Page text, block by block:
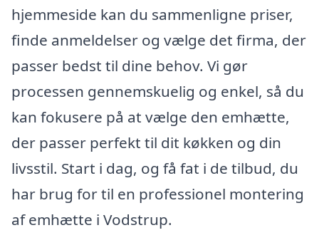
hjemmeside kan du sammenligne priser,
finde anmeldelser og vælge det firma, der
passer bedst til dine behov. Vi gør
processen gennemskuelig og enkel, så du
kan fokusere på at vælge den emhætte,
der passer perfekt til dit køkken og din
livsstil. Start i dag, og få fat i de tilbud, du
har brug for til en professionel montering
af emhætte i Vodstrup.